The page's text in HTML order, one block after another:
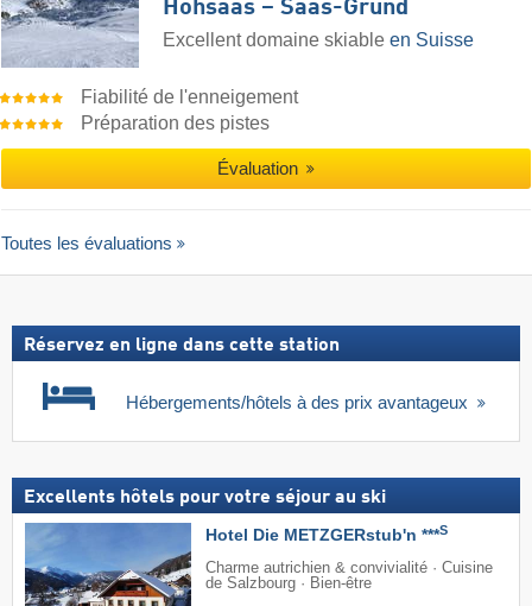
Hohsaas – Saas-Grund
Excellent domaine skiable en Suisse
Fiabilité de l'enneigement
Préparation des pistes
Évaluation
Toutes les évaluations
Réservez en ligne dans cette station
Hébergements/hôtels à des prix avantageux
Excellents hôtels pour votre séjour au ski
Hotel Die METZGERstub'n ***S
Charme autrichien & convivialité · Cuisine
de Salzbourg · Bien-être